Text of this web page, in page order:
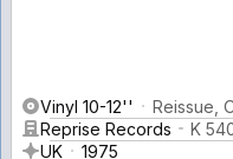
Vinyl 10-12''
Reissue,
Reprise Records
K
UK
1975